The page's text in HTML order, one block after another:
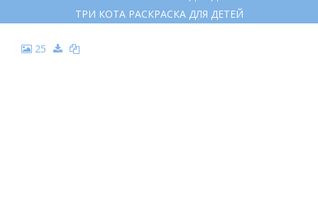
ТРИ КОТА РАСКРАСКА ДЛЯ ДЕТЕЙ
25